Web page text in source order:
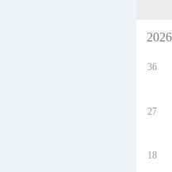
36
27
18